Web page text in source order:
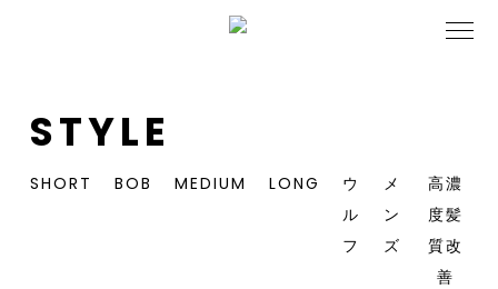
STYLE
SHORT BOB MEDIUM LONG
ウ
ル
フ
メ
ン
ズ
高濃
度髪
質改
善